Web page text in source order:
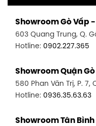
Showroom Gò Vấp -
603 Quang Trung, Q.
Hotline: 0902.227.365
Showroom Quận Gò
580 Phan Văn Trị, P. 7,
Hotline: 0936.35.63.63
Showroom Tân Bình